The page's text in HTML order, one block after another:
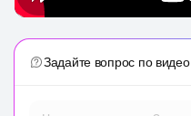
Задайте вопрос по видео